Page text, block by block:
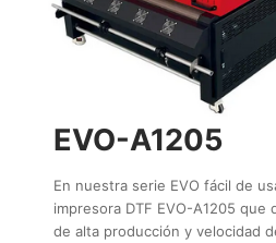
EVO-A1205
En nuestra serie EVO fácil de
impresora DTF EVO-A1205 que
de alta producción y velocidad